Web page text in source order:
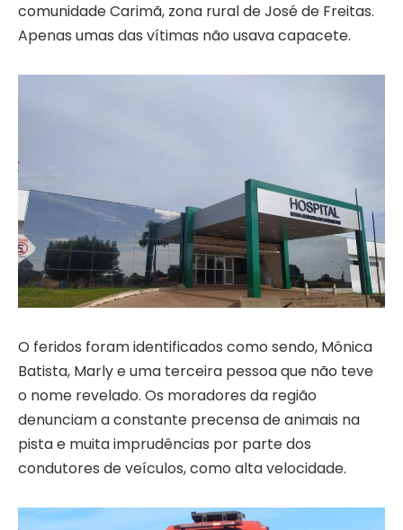
comunidade Carimã, zona rural de José de Freitas.
Apenas umas das vítimas não usava capacete.
O feridos foram identificados como sendo, Mônica
Batista, Marly e uma terceira pessoa que não teve
o nome revelado. Os moradores da região
denunciam a constante precensa de animais na
pista e muita imprudências por parte dos
condutores de veículos, como alta velocidade.